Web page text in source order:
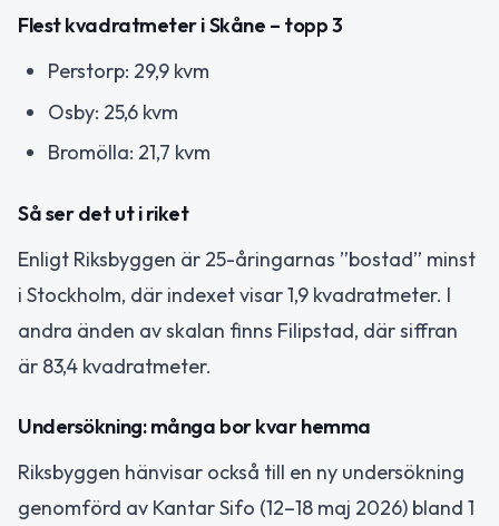
Flest kvadratmeter i Skåne – topp 3
Perstorp: 29,9 kvm
Osby: 25,6 kvm
Bromölla: 21,7 kvm
Så ser det ut i riket
Enligt Riksbyggen är 25-åringarnas ”bostad” minst
i Stockholm, där indexet visar 1,9 kvadratmeter. I
andra änden av skalan finns Filipstad, där siffran
är 83,4 kvadratmeter.
Undersökning: många bor kvar hemma
Riksbyggen hänvisar också till en ny undersökning
genomförd av Kantar Sifo (12–18 maj 2026) bland 1